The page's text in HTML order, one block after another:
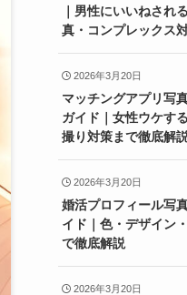
｜男性にいいねされ
真・コンプレックス
2026年3月20日
マッチングアプリ写
ガイド｜女性ウケす
撮り対策まで徹底解
2026年3月20日
婚活プロフィール写
イド｜色・デザイン
で徹底解説
2026年3月20日